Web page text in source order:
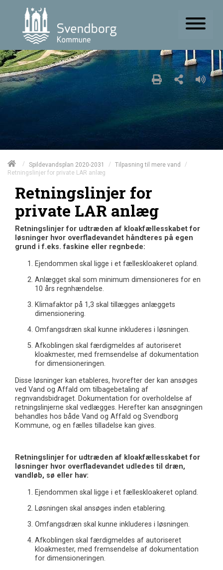
/ Spildevandsplan 2020-2031 / Tilpasning til mere vand
/
Retningslinjer for private LAR anlæg
Retningslinjer for
private LAR anlæg
Retningslinjer for udtræden af kloakfællesskabet for
løsninger hvor overfladevandet håndteres på egen
grund i f.eks. faskine eller regnbede:
Ejendommen skal ligge i et fælleskloakeret opland.
Anlægget skal som minimum dimensioneres for en
10 års regnhændelse.
Klimafaktor på 1,3 skal tillægges anlæggets
dimensionering.
Omfangsdræn skal kunne inkluderes i løsningen.
Afkoblingen skal færdigmeldes af autoriseret
kloakmester, med fremsendelse af dokumentation
for dimensioneringen.
Disse løsninger kan etableres, hvorefter der kan ansøges
ved Vand og Affald om tilbagebetaling af
regnvandsbidraget. Dokumentation for overholdelse af
retningslinjerne skal vedlægges. Herefter kan ansøgningen
behandles hos både Vand og Affald og Svendborg
Kommune, og en fælles tilladelse kan gives.
Retningslinjer for udtræden af kloakfællesskabet for
løsninger hvor overfladevandet udledes til dræn,
vandløb, sø eller hav:
Ejendommen skal ligge i et fælleskloakeret opland.
Løsningen skal ansøges inden etablering.
Omfangsdræn skal kunne inkluderes i løsningen.
Afkoblingen skal færdigmeldes af autoriseret
kloakmester, med fremsendelse af dokumentation
for dimensioneringen.